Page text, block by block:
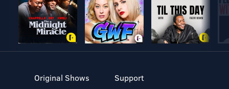
Original Shows
Support